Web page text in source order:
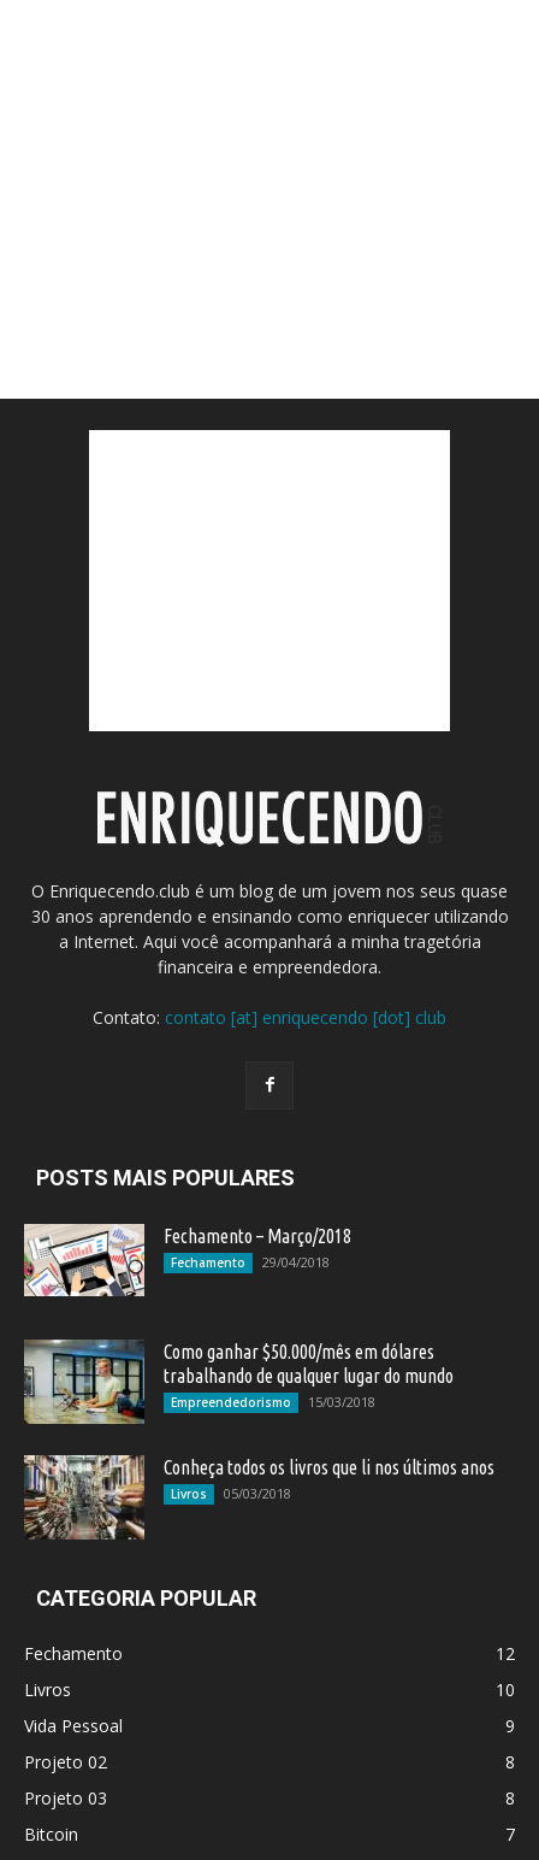
O Enriquecendo.club é um blog de um jovem nos seus quase
30 anos aprendendo e ensinando como enriquecer utilizando
a Internet. Aqui você acompanhará a minha tragetória
financeira e empreendedora.
Contato: contato [at] enriquecendo [dot] club
POSTS MAIS POPULARES
Fechamento – Março/2018
Fechamento 29/04/2018
Como ganhar $50.000/mês em dólares
trabalhando de qualquer lugar do mundo
Empreendedorismo 15/03/2018
Conheça todos os livros que li nos últimos anos
Livros 05/03/2018
CATEGORIA POPULAR
Fechamento
12
Livros
10
Vida Pessoal
9
Projeto 02
8
Projeto 03
8
Bitcoin
7